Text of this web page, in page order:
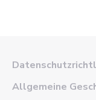
Allgemeine